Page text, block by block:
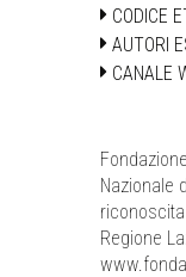
CODICE
AUTORI
CANALE
Nazionale
riconoscita
Regione